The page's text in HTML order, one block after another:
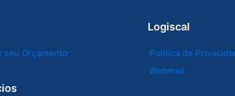
seu Orçamento
Logiscal
Política de
Webmail